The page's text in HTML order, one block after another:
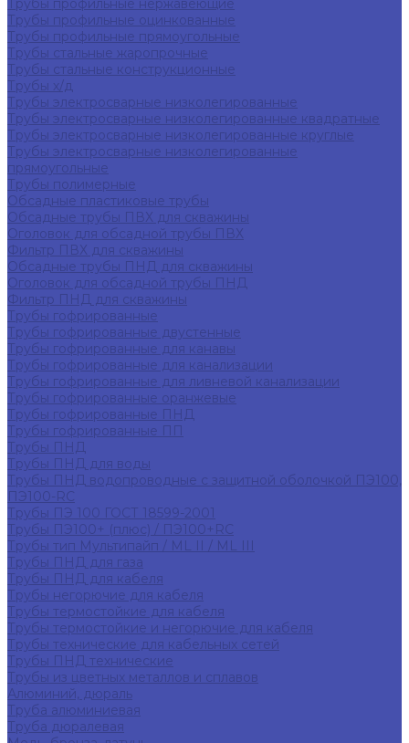
Трубы профильные нержавеющие
Трубы профильные оцинкованные
Трубы профильные прямоугольные
Трубы стальные жаропрочные
Трубы стальные конструкционные
Трубы х/д
Трубы электросварные низколегированные
Трубы электросварные низколегированные квадратные
Трубы электросварные низколегированные круглые
Трубы электросварные низколегированные
прямоугольные
Трубы полимерные
Обсадные пластиковые трубы
Обсадные трубы ПВХ для скважины
Оголовок для обсадной трубы ПВХ
Фильтр ПВХ для скважины
Обсадные трубы ПНД для скважины
Оголовок для обсадной трубы ПНД
Фильтр ПНД для скважины
Трубы гофрированные
Трубы гофрированные двустенные
Трубы гофрированные для канавы
Трубы гофрированные для канализации
Трубы гофрированные для ливневой канализации
Трубы гофрированные оранжевые
Трубы гофрированные ПНД
Трубы гофрированные ПП
Трубы ПНД
Трубы ПНД для воды
Трубы ПНД водопроводные с защитной оболочкой ПЭ100,
ПЭ100-RC
Трубы ПЭ 100 ГОСТ 18599-2001
Трубы ПЭ100+ (плюс) / ПЭ100+RC
Трубы тип Мультипайп / ML II / ML III
Трубы ПНД для газа
Трубы ПНД для кабеля
Трубы негорючие для кабеля
Трубы термостойкие для кабеля
Трубы термостойкие и негорючие для кабеля
Трубы технические для кабельных сетей
Трубы ПНД технические
Трубы из цветных металлов и сплавов
Алюминий, дюраль
Труба алюминиевая
Труба дюралевая